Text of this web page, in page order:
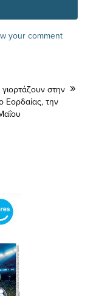
your comment
στην
Εορδαίας, την